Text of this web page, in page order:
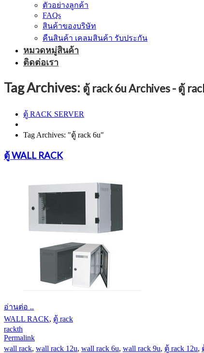
ตัวอย่างลูกค้า
FAQs
สินค้าของบริษัท
คืนสินค้า เคลมสินค้า รับประกัน
หมวดหมู่สินค้า
ติดต่อเรา
Tag Archives: ตู้ rack 6u Archives - ตู้
ตู้ RACK SERVER
Tag Archives: "ตู้ rack 6u"
ตู้ WALL RACK
อ่านต่อ ..
WALL RACK, ตู้ rack
rackth
Permalink
wall rack, wall rack 12u, wall rack 6u, wall rack 9u, ตู้ rack 12u,